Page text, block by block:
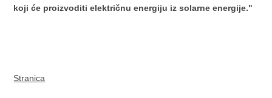
koji će proizvoditi električnu energiju iz solarne energije."
Stranica